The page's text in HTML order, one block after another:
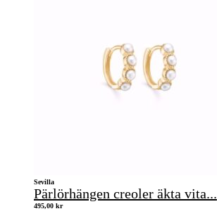
Sevilla
Pärlörhängen creoler äkta vita...
495,00 kr